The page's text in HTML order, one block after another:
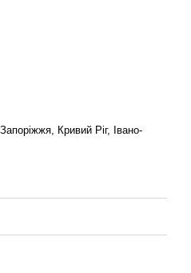
Кривий Ріг, Івано-